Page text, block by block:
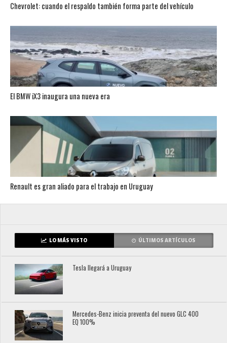
Chevrolet: cuando el respaldo también forma parte del vehículo
El BMW iX3 inaugura una nueva era
Renault es gran aliado para el trabajo en Uruguay
LO MÁS VISTO ÚLTIMOS ARTÍCULOS
Tesla llegará a Uruguay
Mercedes-Benz inicia preventa del nuevo GLC 400
EQ 100%